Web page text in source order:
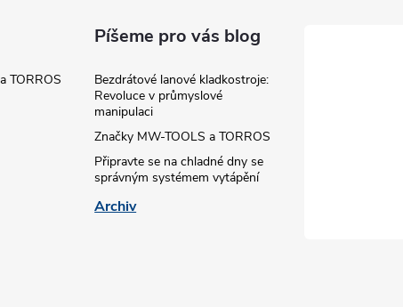
TORROS
Píšeme pro vás blog
Bezdrátové lanové kladkostroje:
Revoluce v průmyslové
manipulaci
Značky MW-TOOLS a TORROS
Připravte se na chladné dny se
správným systémem vytápění
Archiv